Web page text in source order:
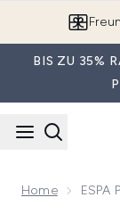
BIS ZU 35%
Home ESPA